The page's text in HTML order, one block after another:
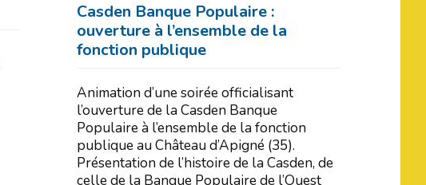
Casden Banque Populaire :
ouverture à l’ensemble de la
fonction publique
Animation d’une soirée officialisant
l’ouverture de la Casden Banque
Populaire à l’ensemble de la fonction
publique au Château d’Apigné (35).
Présentation de l’histoire de la Casden, de
celle de la Banque Populaire de l’Ouest